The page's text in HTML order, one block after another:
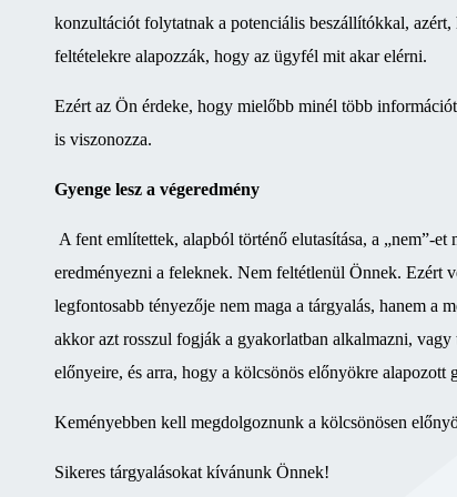
konzultációt folytatnak a potenciális beszállítókkal,
feltételekre alapozzák, hogy az ügyfél mit akar elérni.
Ezért az Ön érdeke, hogy mielőbb minél több
is viszonozza.
Gyenge lesz a végeredmény
A fent említettek, alapból történő elutasítása, a „nem”-
eredményezni a feleknek. Nem feltétlenül Önnek. Ezért
legfontosabb tényezője nem maga a tárgyalás, hanem a
akkor azt rosszul fogják a gyakorlatban alkalmazni,
előnyeire, és arra, hogy a kölcsönös előnyökre
Keményebben kell megdolgoznunk a kölcsönösen
Sikeres tárgyalásokat kívánunk Önnek!